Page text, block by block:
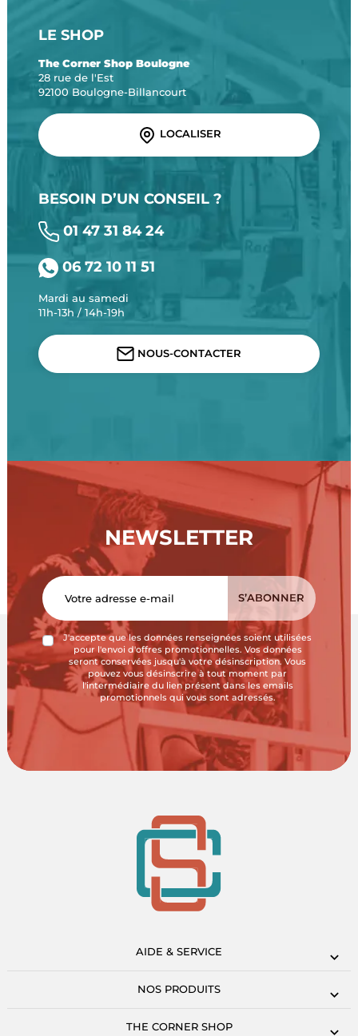
LE SHOP
The Corner Shop Boulogne
28 rue de l'Est
92100 Boulogne-Billancourt
LOCALISER
BESOIN D’UN CONSEIL ?
01 47 31 84 24
06 72 10 11 51
Mardi au samedi
11h-13h / 14h-19h
NOUS-CONTACTER
NEWSLETTER
J'accepte que les données renseignées soient utilisées
pour l'envoi d'offres promotionnelles. Vos données
seront conservées jusqu'à votre désinscription. Vous
pouvez vous désinscrire à tout moment par
l'intermédiaire du lien présent dans les emails
promotionnels qui vous sont adressés.
AIDE & SERVICE
NOS PRODUITS
THE CORNER SHOP